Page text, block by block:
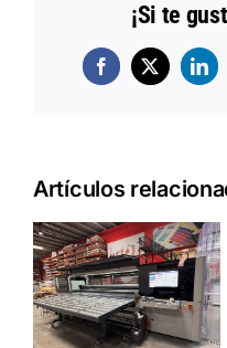
¡Si te
Facebook
X
Artículos